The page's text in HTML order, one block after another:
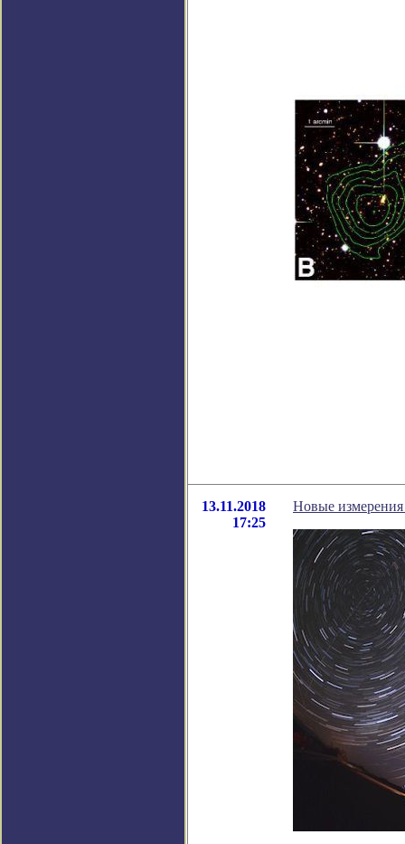
13.11.2018
17:25
Новые измерения